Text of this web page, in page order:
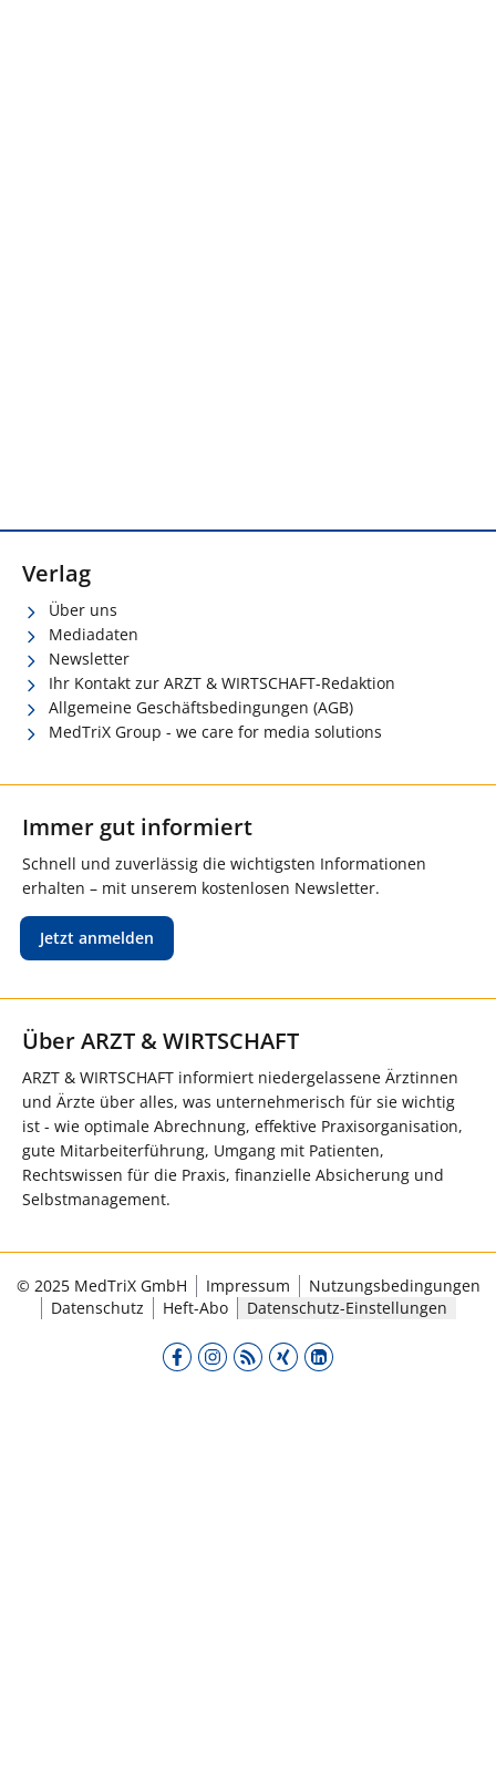
Verlag
Über uns
Mediadaten
Newsletter
Ihr Kontakt zur ARZT & WIRTSCHAFT-Redaktion
Allgemeine Geschäftsbedingungen (AGB)
MedTriX Group - we care for media solutions
Immer gut informiert
Schnell und zuverlässig die wichtigsten Informationen
erhalten – mit unserem kostenlosen Newsletter.
Jetzt anmelden
Über ARZT & WIRTSCHAFT
ARZT & WIRTSCHAFT informiert niedergelassene Ärztinnen
und Ärzte über alles, was unternehmerisch für sie wichtig
ist - wie optimale Abrechnung, effektive Praxisorganisation,
gute Mitarbeiterführung, Umgang mit Patienten,
Rechtswissen für die Praxis, finanzielle Absicherung und
Selbstmanagement.
© 2025 MedTriX GmbH Impressum
Nutzungsbedingungen
Datenschutz
Heft-Abo Datenschutz-Einstellungen